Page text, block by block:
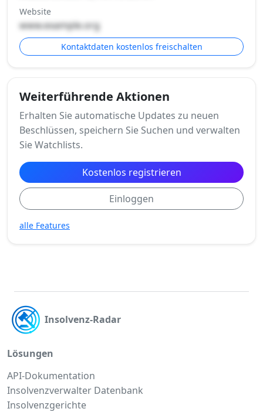
Website
www.example.org
Kontaktdaten kostenlos freischalten
Weiterführende Aktionen
Erhalten Sie automatische Updates zu neuen
Beschlüssen, speichern Sie Suchen und verwalten
Sie Watchlists.
Kostenlos registrieren
Einloggen
alle Features
Insolvenz-Radar
Lösungen
API-Dokumentation
Insolvenzverwalter Datenbank
Insolvenzgerichte